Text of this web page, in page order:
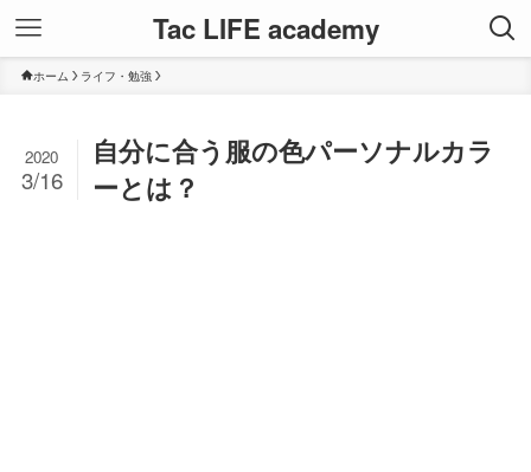
Tac LIFE academy
ホーム ライフ・勉強
自分に合う服の色パーソナルカラ
ーとは？
2020
3/16